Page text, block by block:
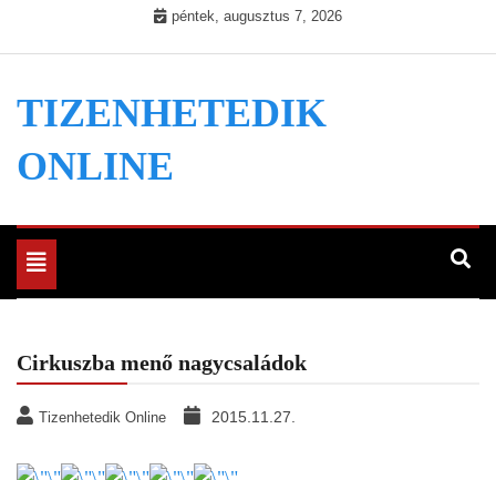
péntek, augusztus 7, 2026
TIZENHETEDIK
ONLINE
Toggle
navigation
Cirkuszba menő nagycsaládok
Tizenhetedik Online 2015.11.27.